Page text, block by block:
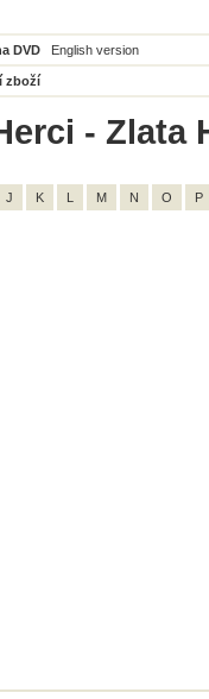
DVD English version
zboží
- Zlata
J K L M N O P